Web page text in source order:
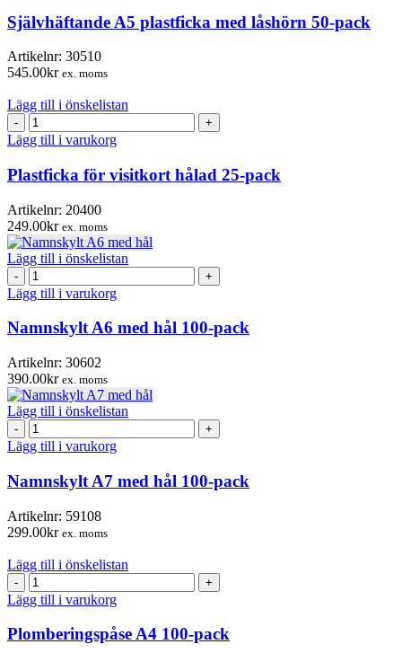
med
låshörn
50-
pack
mängd
Självhäftande A5 plastficka med låshörn 50-pack
Artikelnr: 30510
545.00kr ex. moms
Lägg till i önskelistan
Plastficka
för
visitkort
hålad
25-
mängd
Lägg till i varukorg
Plastficka för visitkort hålad 25-pack
Artikelnr: 20400
249.00kr ex. moms
Lägg till i önskelistan
Namnskylt
A6
med
hål
100-
pack
mängd
Lägg till i varukorg
Namnskylt A6 med hål 100-pack
Artikelnr: 30602
390.00kr ex. moms
Lägg till i önskelistan
Namnskylt
A7
med
100-
mängd
Lägg till i varukorg
Namnskylt A7 med hål 100-pack
Artikelnr: 59108
299.00kr ex. moms
Lägg till i önskelistan
Plomberingspåse
A4
100-
pack
mängd
Lägg till i varukorg
Plomberingspåse A4 100-pack